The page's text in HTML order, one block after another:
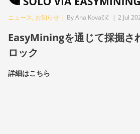
ニュース, お知らせ | By Ana Kovačič | 2 Jul
EasyMiningを通じて採掘さ
ロック
詳細はこちら